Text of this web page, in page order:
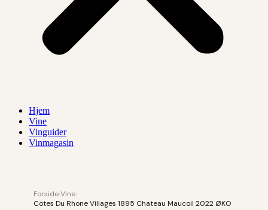
Hjem
Vine
Vinguider
Vinmagasin
ForsideVine
Cotes Du Rhone Villages 1895 Chateau Maucoil 2022 ØKO